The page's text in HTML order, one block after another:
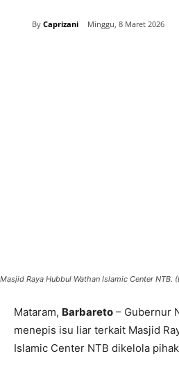
By Caprizani Minggu, 8 Maret 2026
Masjid Raya Hubbul Wathan Islamic Center NTB.
Mataram, Barbareto – Gubernur
menepis isu liar terkait Masjid
Islamic Center NTB dikelola